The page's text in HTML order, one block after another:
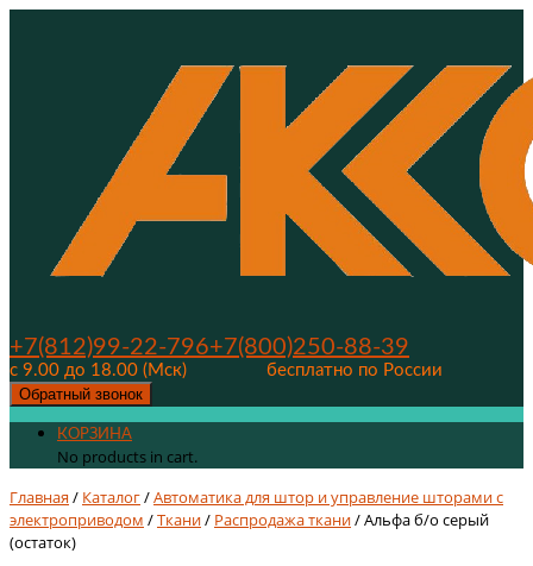
+7(812)99-22-796+7(800)250-88-39
с 9.00 до 18.00 (Мск)
бесплатно по России
Обратный звонок
КОРЗИНА
No products in cart.
Главная/ Каталог/Автоматика для штор и управление шторами с
электроприводом /Ткани/ Распродажа ткани/ Альфа б/о серый
(остаток)